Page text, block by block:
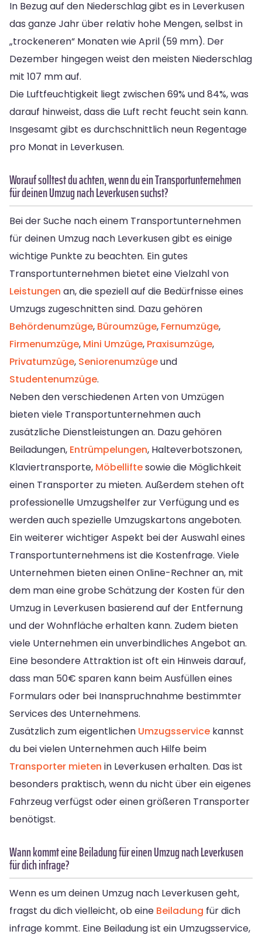
In Bezug auf den Niederschlag gibt es in Leverkusen
das ganze Jahr über relativ hohe Mengen, selbst in
„trockeneren“ Monaten wie April (59 mm). Der
Dezember hingegen weist den meisten Niederschlag
mit 107 mm auf.
Die Luftfeuchtigkeit liegt zwischen 69% und 84%, was
darauf hinweist, dass die Luft recht feucht sein kann.
Insgesamt gibt es durchschnittlich neun Regentage
pro Monat in Leverkusen.
Worauf solltest du achten, wenn du ein Transportunternehmen
für deinen Umzug nach Leverkusen suchst?
Bei der Suche nach einem Transportunternehmen
für deinen Umzug nach Leverkusen gibt es einige
wichtige Punkte zu beachten. Ein gutes
Transportunternehmen bietet eine Vielzahl von
Leistungen an, die speziell auf die Bedürfnisse eines
Umzugs zugeschnitten sind. Dazu gehören
Behördenumzüge, Büroumzüge, Fernumzüge,
Firmenumzüge, Mini Umzüge, Praxisumzüge,
Privatumzüge, Seniorenumzügeund
Studentenumzüge.
Neben den verschiedenen Arten von Umzügen
bieten viele Transportunternehmen auch
zusätzliche Dienstleistungen an. Dazu gehören
Beiladungen, Entrümpelungen, Halteverbotszonen,
Klaviertransporte, Möbelliftesowie die Möglichkeit
einen Transporter zu mieten. Außerdem stehen oft
professionelle Umzugshelfer zur Verfügung und es
werden auch spezielle Umzugskartons angeboten.
Ein weiterer wichtiger Aspekt bei der Auswahl eines
Transportunternehmens ist die Kostenfrage. Viele
Unternehmen bieten einen Online-Rechner an, mit
dem man eine grobe Schätzung der Kosten für den
Umzug in Leverkusen basierend auf der Entfernung
und der Wohnfläche erhalten kann. Zudem bieten
viele Unternehmen ein unverbindliches Angebot an.
Eine besondere Attraktion ist oft ein Hinweis darauf,
dass man 50€ sparen kann beim Ausfüllen eines
Formulars oder bei Inanspruchnahme bestimmter
Services des Unternehmens.
Zusätzlich zum eigentlichen Umzugsservice kannst
du bei vielen Unternehmen auch Hilfe beim
Transporter mieten in Leverkusen erhalten. Das ist
besonders praktisch, wenn du nicht über ein eigenes
Fahrzeug verfügst oder einen größeren Transporter
benötigst.
Wann kommt eine Beiladung für einen Umzug nach Leverkusen
für dich infrage?
Wenn es um deinen Umzug nach Leverkusen geht,
fragst du dich vielleicht, ob eine Beiladung für dich
infrage kommt. Eine Beiladung ist ein Umzugsservice,